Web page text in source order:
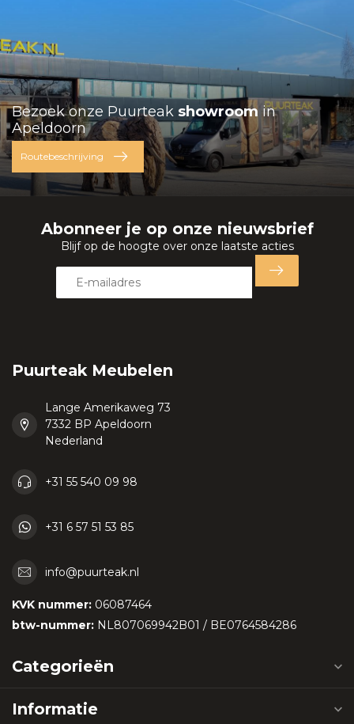
Bezoek onze Puurteak showroom in
Apeldoorn
Routebeschrijving
Abonneer je op onze nieuwsbrief
Blijf op de hoogte over onze laatste acties
Puurteak Meubelen
Lange Amerikaweg 73
7332 BP Apeldoorn
Nederland
+31 55 540 09 98
+31 6 57 51 53 85
info@puurteak.nl
KVK nummer: 06087464
btw-nummer: NL807069942B01 / BE0764584286
Categorieën
Informatie